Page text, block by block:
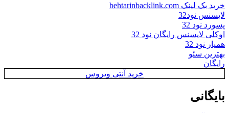
خرید بک لینک behtarinbacklink.com
لایسنس نود32
پسورد نود 32
اوکلی لایسنس رایگان نود 32
همیار نود 32
بهترین سئو
رایگان
خرید آنتی ویروس
بایگانی